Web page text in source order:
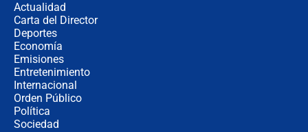
Actualidad
Carta del Director
Deportes
Economía
Emisiones
Entretenimiento
Internacional
Orden Público
Política
Sociedad